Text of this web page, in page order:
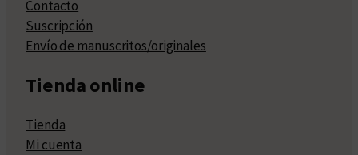
Contacto
Suscripción
Envío de manuscritos/originales
Tienda online
Tienda
Mi cuenta